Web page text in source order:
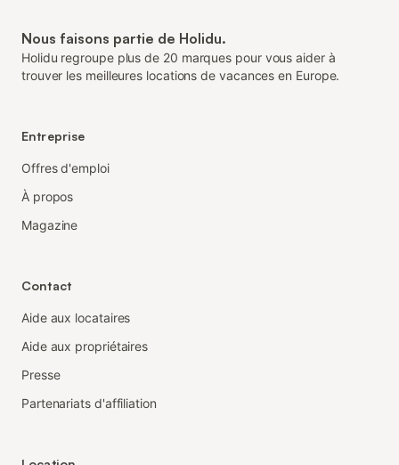
Nous faisons partie de Holidu.
Holidu regroupe plus de 20 marques pour vous aider à
trouver les meilleures locations de vacances en Europe.
Entreprise
Offres d'emploi
À propos
Magazine
Contact
Aide aux locataires
Aide aux propriétaires
Presse
Partenariats d'affiliation